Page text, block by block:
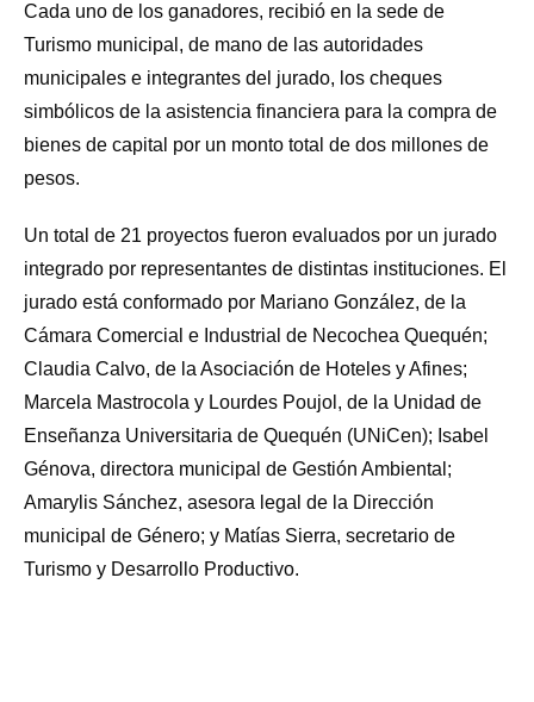
Cada uno de los ganadores, recibió en la sede de
Turismo municipal, de mano de las autoridades
municipales e integrantes del jurado, los cheques
simbólicos de la asistencia financiera para la compra de
bienes de capital por un monto total de dos millones de
pesos.
Un total de 21 proyectos fueron evaluados por un jurado
integrado por representantes de distintas instituciones. El
jurado está conformado por Mariano González, de la
Cámara Comercial e Industrial de Necochea Quequén;
Claudia Calvo, de la Asociación de Hoteles y Afines;
Marcela Mastrocola y Lourdes Poujol, de la Unidad de
Enseñanza Universitaria de Quequén (UNiCen); Isabel
Génova, directora municipal de Gestión Ambiental;
Amarylis Sánchez, asesora legal de la Dirección
municipal de Género; y Matías Sierra, secretario de
Turismo y Desarrollo Productivo.